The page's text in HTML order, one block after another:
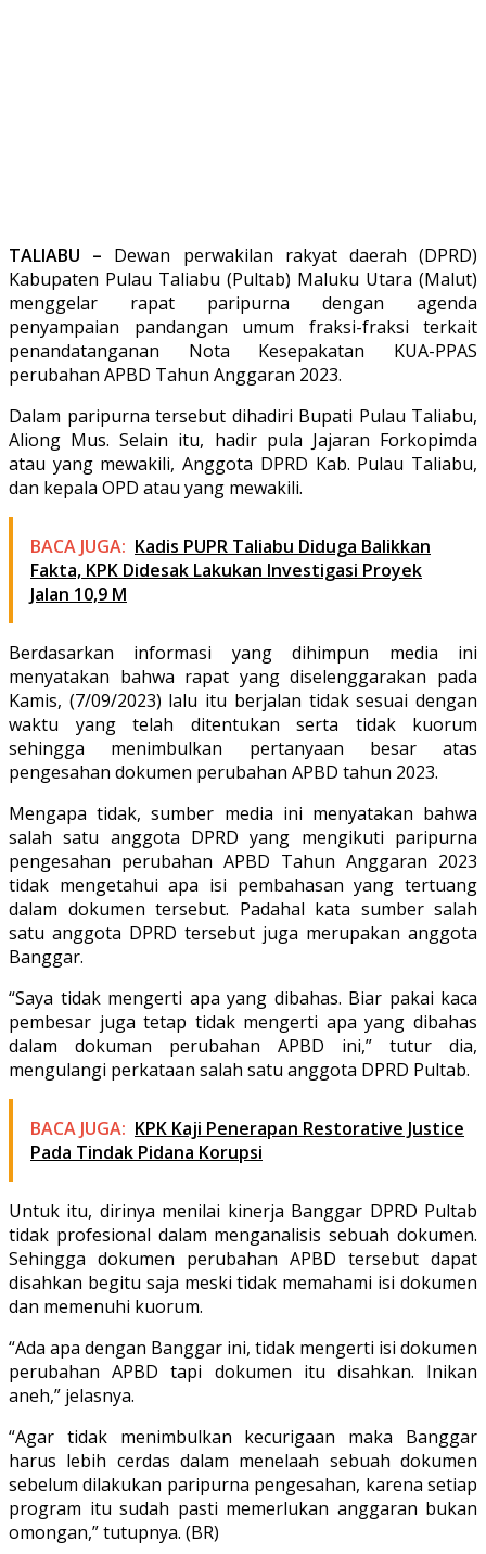
TALIABU – Dewan perwakilan rakyat daerah (DPRD)
Kabupaten Pulau Taliabu (Pultab) Maluku Utara (Malut)
menggelar rapat paripurna dengan agenda
penyampaian pandangan umum fraksi-fraksi terkait
penandatanganan Nota Kesepakatan KUA-PPAS
perubahan APBD Tahun Anggaran 2023.
Dalam paripurna tersebut dihadiri Bupati Pulau Taliabu,
Aliong Mus. Selain itu, hadir pula Jajaran Forkopimda
atau yang mewakili, Anggota DPRD Kab. Pulau Taliabu,
dan kepala OPD atau yang mewakili.
BACA JUGA: Kadis PUPR Taliabu Diduga Balikkan
Fakta, KPK Didesak Lakukan Investigasi Proyek
Jalan 10,9 M
Berdasarkan informasi yang dihimpun media ini
menyatakan bahwa rapat yang diselenggarakan pada
Kamis, (7/09/2023) lalu itu berjalan tidak sesuai dengan
waktu yang telah ditentukan serta tidak kuorum
sehingga menimbulkan pertanyaan besar atas
pengesahan dokumen perubahan APBD tahun 2023.
Mengapa tidak, sumber media ini menyatakan bahwa
salah satu anggota DPRD yang mengikuti paripurna
pengesahan perubahan APBD Tahun Anggaran 2023
tidak mengetahui apa isi pembahasan yang tertuang
dalam dokumen tersebut. Padahal kata sumber salah
satu anggota DPRD tersebut juga merupakan anggota
Banggar.
“Saya tidak mengerti apa yang dibahas. Biar pakai kaca
pembesar juga tetap tidak mengerti apa yang dibahas
dalam dokuman perubahan APBD ini,” tutur dia,
mengulangi perkataan salah satu anggota DPRD Pultab.
BACA JUGA: KPK Kaji Penerapan Restorative Justice
Pada Tindak Pidana Korupsi
Untuk itu, dirinya menilai kinerja Banggar DPRD Pultab
tidak profesional dalam menganalisis sebuah dokumen.
Sehingga dokumen perubahan APBD tersebut dapat
disahkan begitu saja meski tidak memahami isi dokumen
dan memenuhi kuorum.
“Ada apa dengan Banggar ini, tidak mengerti isi dokumen
perubahan APBD tapi dokumen itu disahkan. Inikan
aneh,” jelasnya.
“Agar tidak menimbulkan kecurigaan maka Banggar
harus lebih cerdas dalam menelaah sebuah dokumen
sebelum dilakukan paripurna pengesahan, karena setiap
program itu sudah pasti memerlukan anggaran bukan
omongan,” tutupnya. (BR)